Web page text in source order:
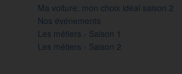
Ma voiture: mon choix idéal saison 2
Nos événements
Les métiers - Saison 1
Les métiers - Saison 2